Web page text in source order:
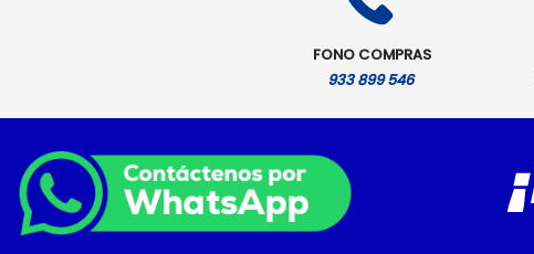
FONO COMPRAS
933 899 546